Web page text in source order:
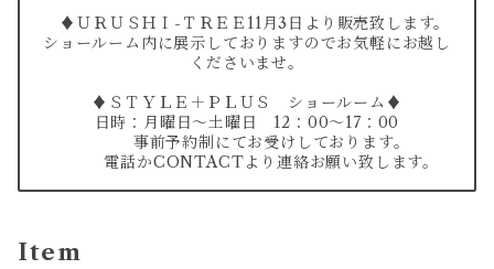
♦ＵＲＵＳＨＩ-ＴＲＥＥ11月3日より販売致します。
ショールーム内に展示しておりますのでお気軽にお越し
くださいませ。
♦ＳＴＹＬＥ＋ＰＬＵＳ ショールーム♦
日時：月曜日～土曜日 12：00～17：00
事前予約制にてお受けしております。
電話かCONTACTより連絡お願い致します。
Item